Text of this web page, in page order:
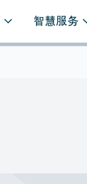
智慧服务